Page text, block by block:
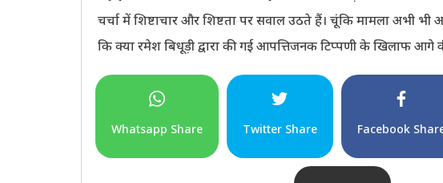
चर्चा में शिष्टाचार और शिष्टता पर सवाल उठते हैं। चूंकि मामला अभी
कि क्या रमेश बिधूड़ी द्वारा की गई आपत्तिजनक टिप्पणी के खिलाफ आगे
Whatsapp Share Twitter Share Facebook